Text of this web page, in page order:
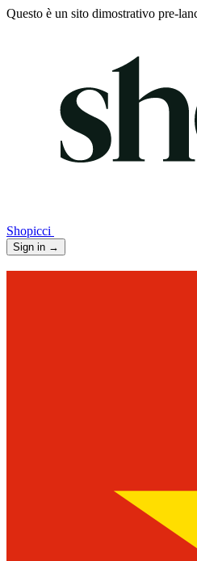
Questo è un sito dimostrativo pre-
Shopicci
Sign in →